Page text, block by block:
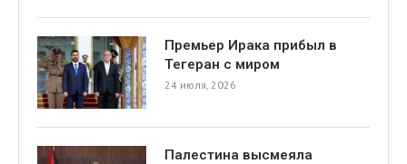
Премьер Ирака прибыл в
Тегеран с миром
24 июля, 2026
Палестина высмеяла